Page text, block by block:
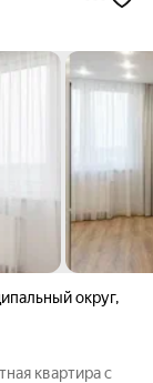
округ,
квартира с